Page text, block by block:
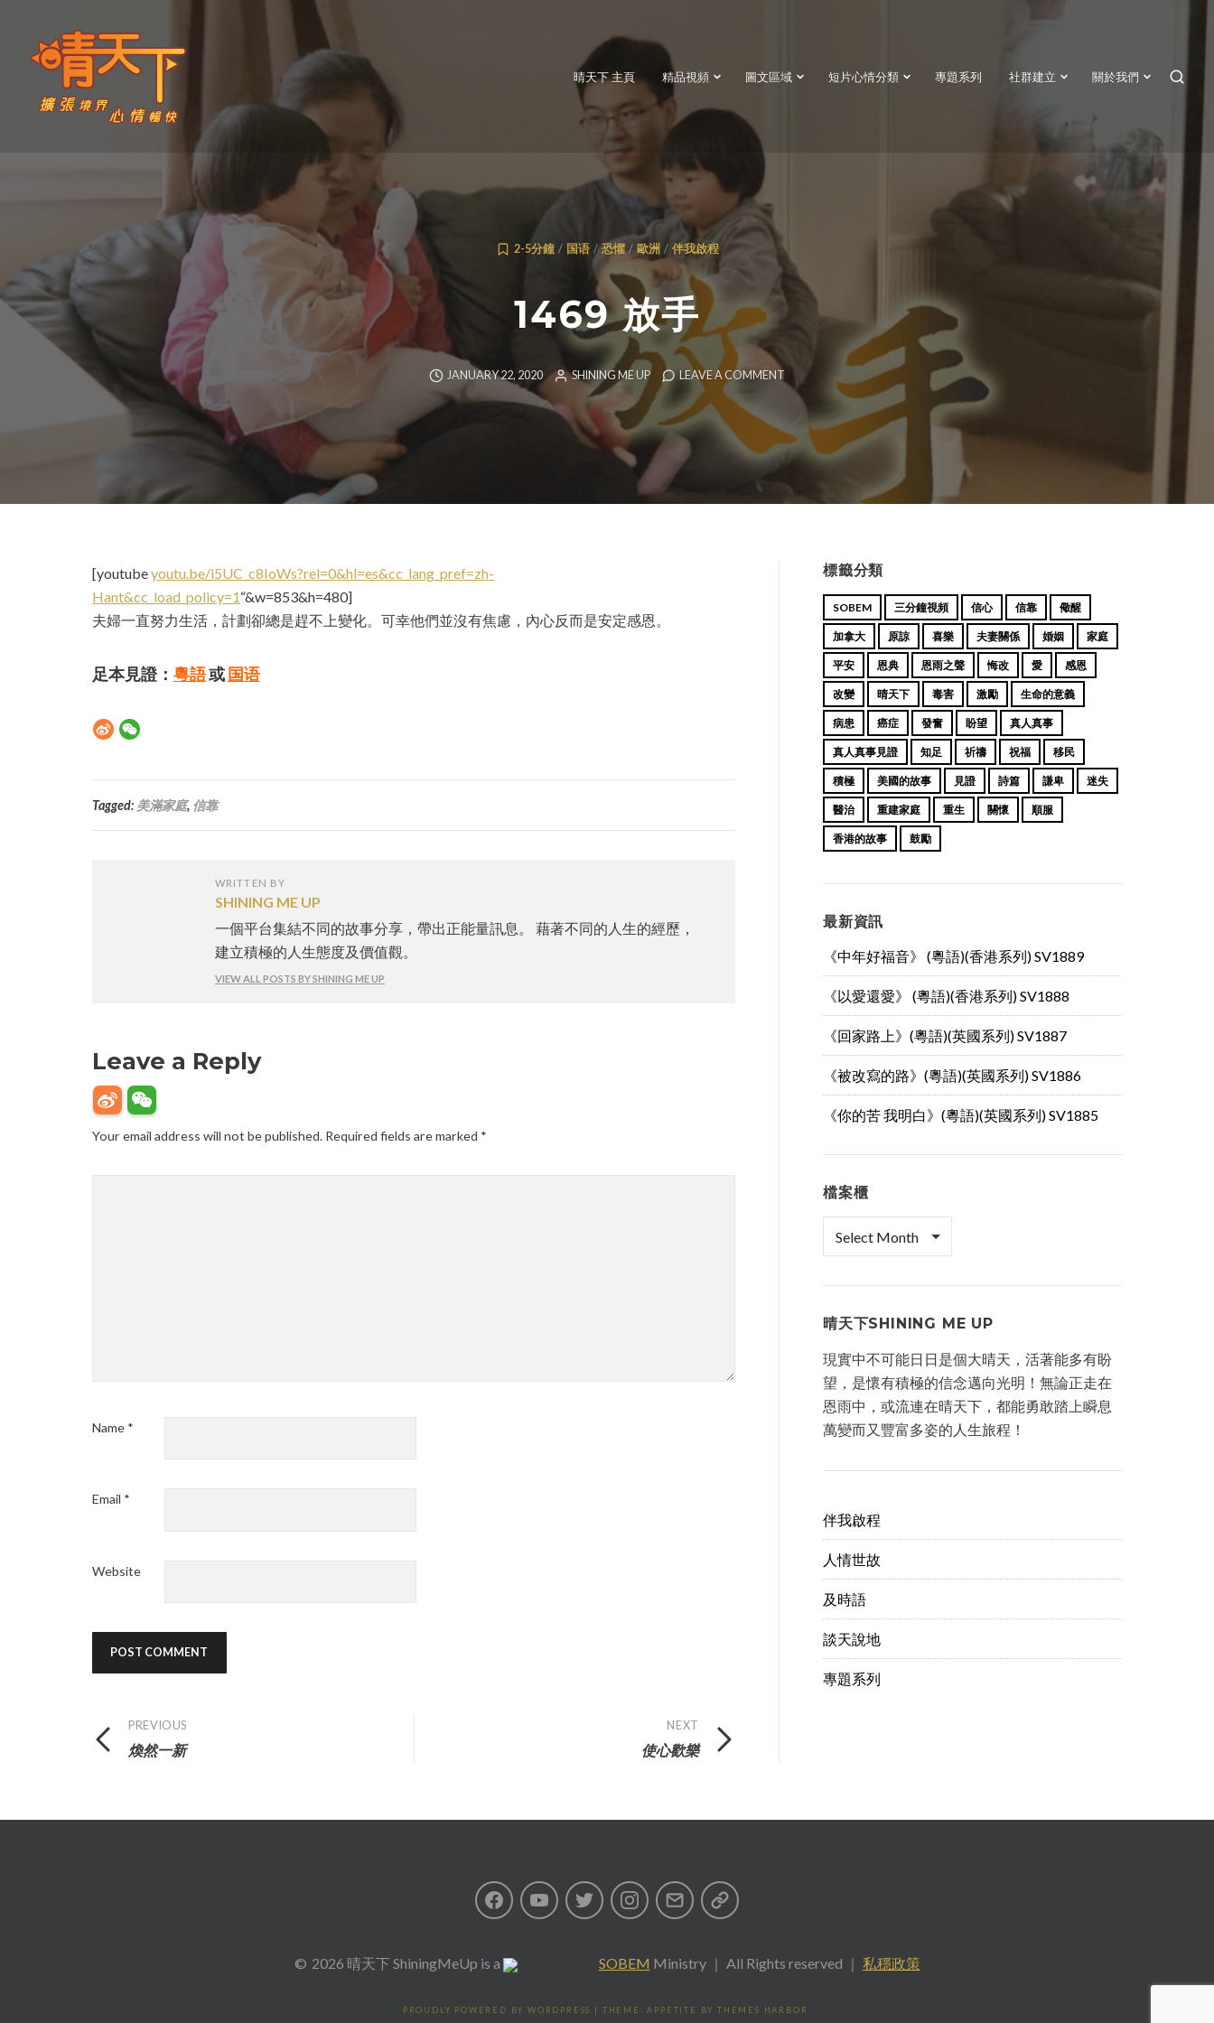
content
晴天下 SHININGMEUP
晴天下 主頁 精品視頻 圖文區域 短片心情分類 專題系列 社群建立 關於我們
2-5分鐘 / 国语 / 恐懼 / 歐洲 / 伴我啟程
1469 放手
JANUARY 22, 2020 SHINING ME UP LEAVE A COMMENT
[youtubeyoutu.be/i5UC_c8IoWs?rel=0&hl=es&cc_lang_pref=zh-
Hant&cc_load_policy=1“&w=853&h=480]
夫婦一直努力生活，計劃卻總是趕不上變化。可幸他們並沒有焦慮，內心反而是安定感恩。
足本見證： 粵語或国语
Tagged: 美滿家庭, 信靠
WRITTEN BY
SHINING ME UP
一個平台集結不同的故事分享，帶出正能量訊息。 藉著不同的人生的經歷，
建立積極的人生態度及價值觀。
VIEW ALL POSTS BY SHINING ME UP
Leave a Reply
Your email address will not be published. Required fields are marked *
Name *
Email *
Website
Post
navigation
PREVIOUS
煥然一新
NEXT
使心歡樂
標籤分類
SOBEM 三分鐘視頻 信心 信靠 儆醒
加拿大 原諒 喜樂 夫妻關係 婚姻 家庭
平安 恩典 恩雨之聲 悔改 愛 感恩
改變 晴天下 毒害 激勵 生命的意義
病患 癌症 發奮 盼望 真人真事
真人真事見證 知足 祈禱 祝福 移民
積極 美國的故事 見證 詩篇 謙卑 迷失
醫治 重建家庭 重生 關懷 順服
香港的故事 鼓勵
最新資訊
《中年好福音》 (粵語)(香港系列) SV1889
《以愛還愛》 (粵語)(香港系列) SV1888
《回家路上》(粵語)(英國系列) SV1887
《被改寫的路》(粵語)(英國系列) SV1886
《你的苦 我明白》(粵語)(英國系列) SV1885
檔案櫃
晴天下SHINING ME UP
現實中不可能日日是個大晴天，活著能多有盼
望，是懷有積極的信念邁向光明！無論正走在
恩雨中，或流連在晴天下，都能勇敢踏上瞬息
萬變而又豐富多姿的人生旅程！
伴我啟程
人情世故
及時語
談天說地
專題系列
FacebookYoutubeTwitter InstagramEmail
私
策
2026 晴天下 ShiningMeUp is a SOBEM Ministry ｜ All Rights reserved ｜ 私穩政策
PROUDLY POWERED BY WORDPRESS | THEME: APPETITE BY THEMES HARBOR